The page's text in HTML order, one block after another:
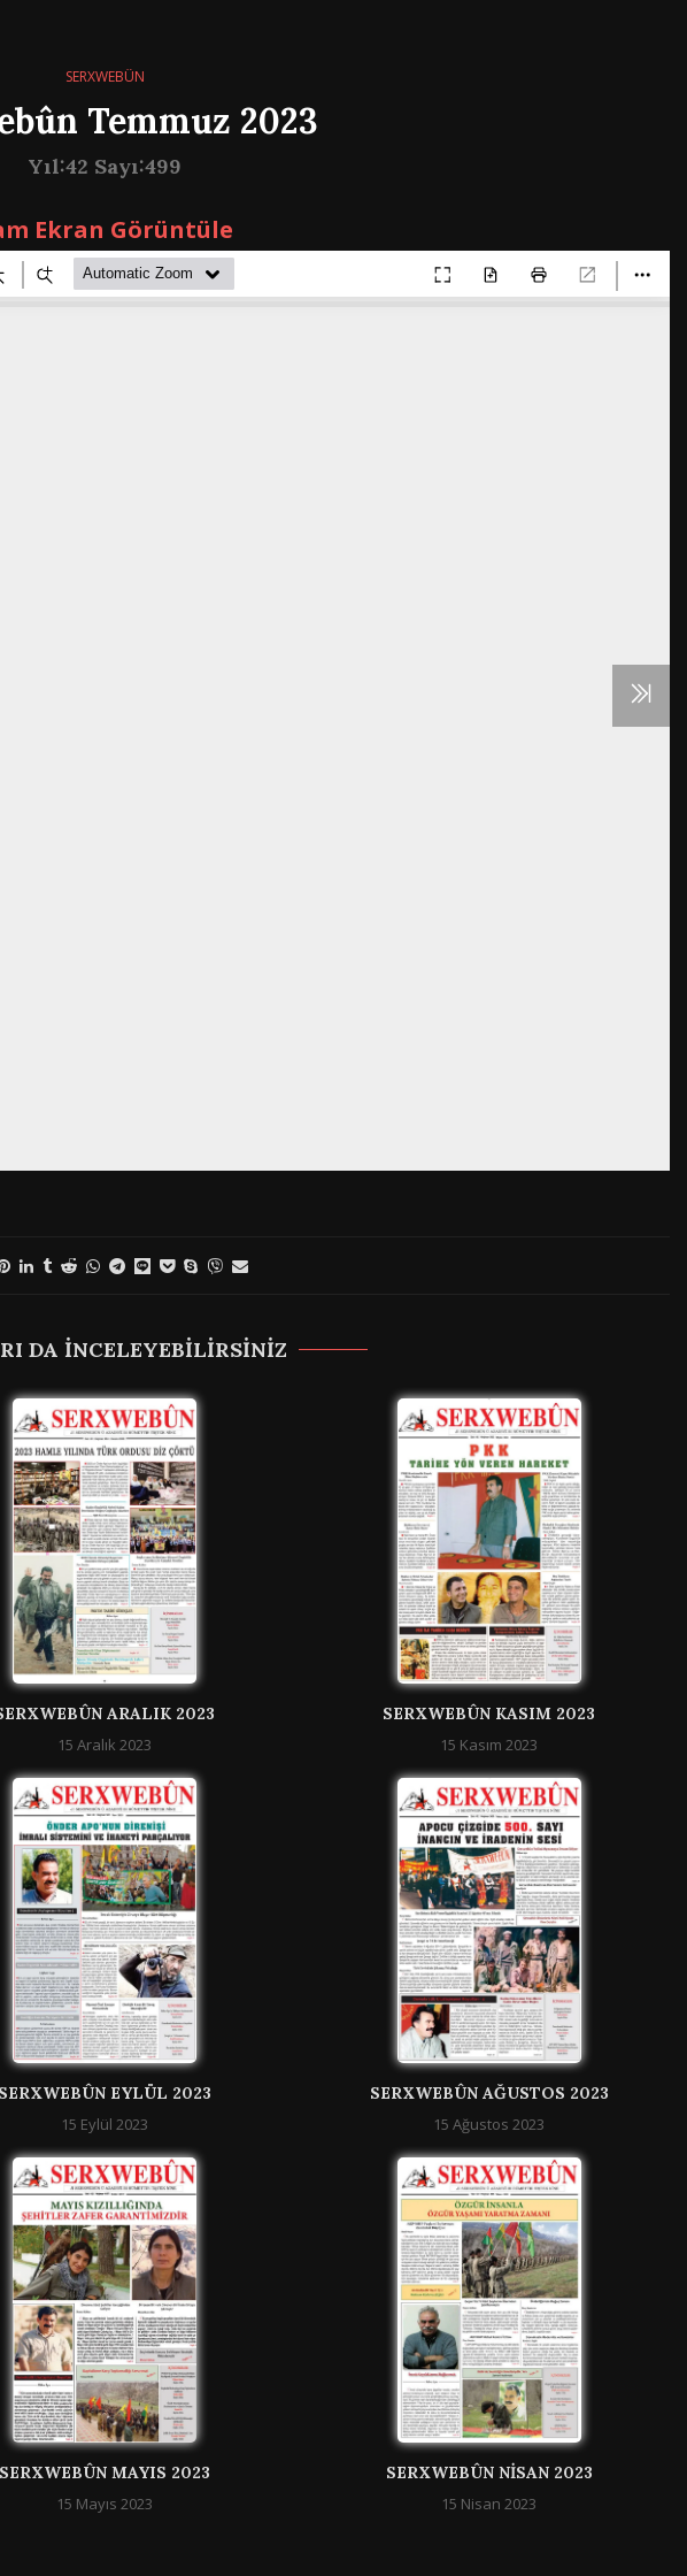
SERXWEBÛN
Temmuz 2023
Yıl:42 Sayı:499
Ekran Görüntüle
DA INCELEYEBILIRSINIZ
ARALIK 2023
15 Aralık 2023
SERXWEBÛN KASIM 2023
15 Kasım 2023
SERXWEBÛN EYLÜL 2023
15 Eylül 2023
SERXWEBÛN AĞUSTOS 2023
15 Ağustos 2023
SERXWEBÛN MAYIS 2023
15 Mayıs 2023
SERXWEBÛN NISAN 2023
15 Nisan 2023